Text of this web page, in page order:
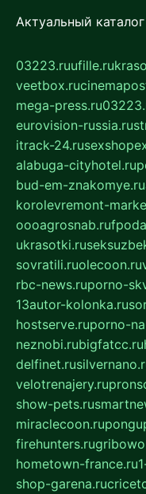
Актуальный
03223.ruufille.ru
veetbox.ru
mega-press.ru
eurovision-russia.ru
itrack-24.ru
alabuga-cityhotel.ru
bud-em-znakomye.ru
korolevremont-
oooagrosnab.ru
ukrasotki.ru
sovratili.ruolecoon.ru
rbc-news.ruporno-
13autor-kolonka.ru
hostserve.ruporno-
neznobi.rubigfatcc.ru
delfinet.ru
velotrenajery.ru
show-pets.ru
miraclecoon.ru
firehunters.ru
hometown-france.ru
shop-garena.ru